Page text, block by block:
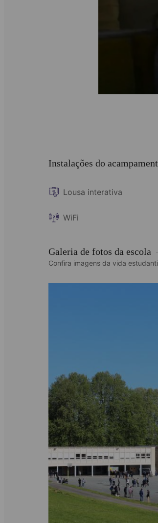
Instalações do
Lousa interativa
WiFi
Galeria de fotos da escola
Confira imagens da vida